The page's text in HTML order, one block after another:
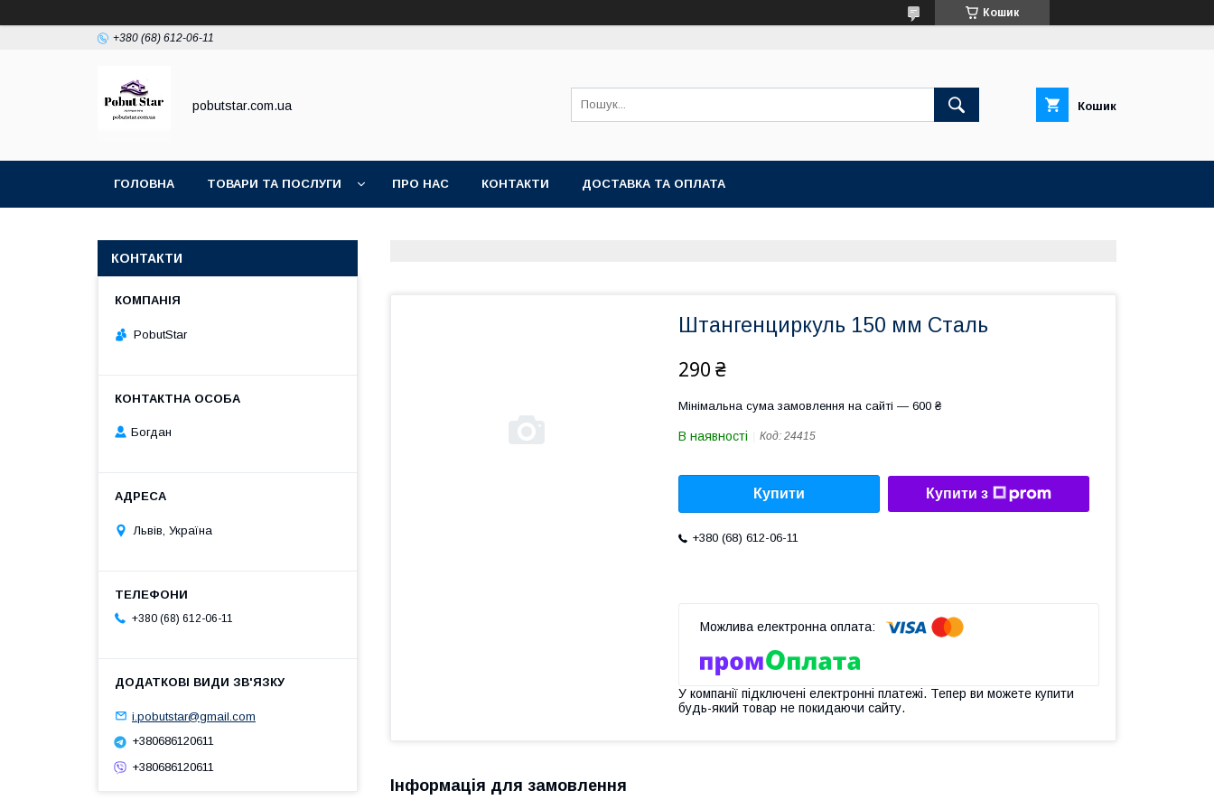
Кошик
+380 (68) 612-06-11
pobutstar.com.ua Кошик
ГОЛОВНА ТОВАРИ ТА ПОСЛУГИ ПРО НАС КОНТАКТИ ДОСТАВКА ТА ОПЛАТА
Штангенциркуль 150 мм Сталь
290 ₴
Мінімальна сума замовлення на сайті — 600 ₴
В наявності Код: 24415
Купити Купити з
+380 (68) 612-06-11
У компанії підключені електронні платежі. Тепер ви можете купити
будь-який товар не покидаючи сайту.
Інформація для замовлення
КОНТАКТИ
PobutStar
Богдан
Львів, Україна
+380 (68) 612-06-11
i.pobutstar@gmail.com
+380686120611
+380686120611